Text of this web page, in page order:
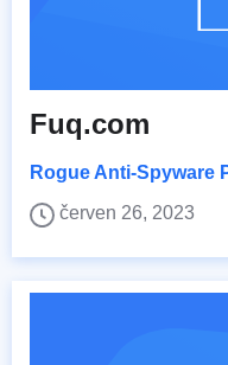
Fuq.com
Rogue Anti-Spyware
červen 26, 2023